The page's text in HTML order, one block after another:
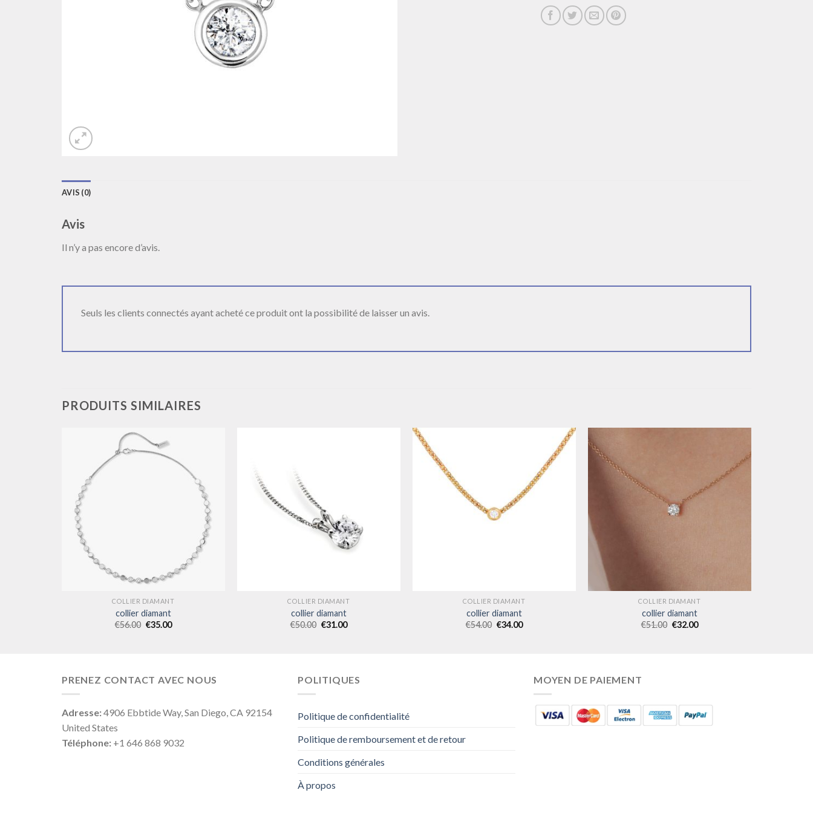
AVIS (0)
Avis
Il n’y a pas encore d’avis.
Seuls les clients connectés ayant acheté ce produit ont la possibilité de laisser un avis.
PRODUITS SIMILAIRES
COLLIER DIAMANT
collier diamant
€56.00 €35.00
COLLIER DIAMANT
collier diamant
€50.00 €31.00
COLLIER DIAMANT
collier diamant
€54.00 €34.00
COLLIER DIAMANT
collier diamant
€51.00 €32.00
PRENEZ CONTACT AVEC NOUS
Adresse:4906 Ebbtide Way, San Diego, CA 92154
United States
Téléphone: +1 646 868 9032
POLITIQUES
Politique de confidentialité
Politique de remboursement et de retour
Conditions générales
À propos
MOYEN DE PAIEMENT